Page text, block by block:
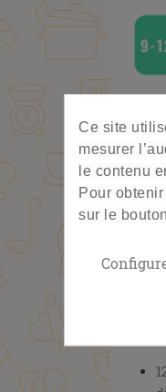
Ce site
mesurer
le contenu
Pour
sur le